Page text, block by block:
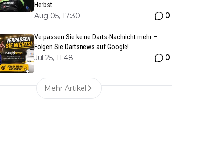
Herbst
Aug 05, 17:30 0
Verpassen Sie keine Darts-Nachricht mehr –
Folgen Sie Dartsnews auf Google!
Jul 25, 11:48 0
Mehr Artikel